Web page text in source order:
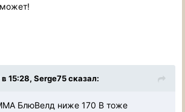
15:28, Serge75 сказал:
БлюВелд ниже 170 В тоже